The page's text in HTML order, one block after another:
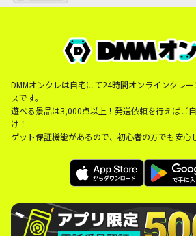
DMMオンクレは自宅にて24時間オンラインクレ
スです。
遊べる景品は3,000点以上！発送依頼を行えばご
け！
ゲット保証機能があるので、初心者の方でも安心